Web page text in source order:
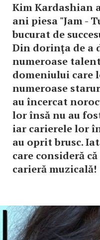
Kim Kardashian
ani piesa "Jam -
bucurat de
Din dorinţa de a
numeroase
domeniului care
numeroase
au încercat
lor însă nu au
iar carierele lor
au oprit brusc.
care consideră
carieră muzicală!